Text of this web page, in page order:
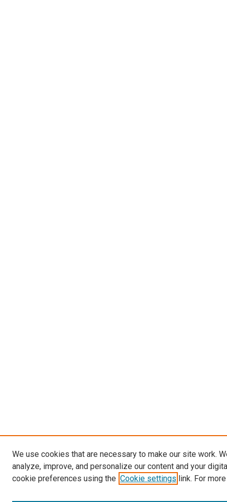
We use cookies that are necessary to make our site work.
analyze, improve, and personalize our content and your
cookie preferences using the Cookie settings link. For